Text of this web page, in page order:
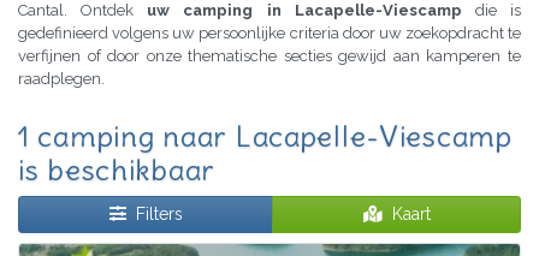
Cantal. Ontdek uw camping in Lacapelle-Viescamp die is
gedefinieerd volgens uw persoonlijke criteria door uw zoekopdracht te
verfijnen of door onze thematische secties gewijd aan kamperen te
raadplegen.
1 camping naar Lacapelle-Viescamp
is beschikbaar
Filters Kaart